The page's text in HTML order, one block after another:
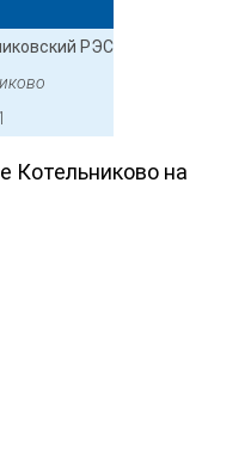
РЭС
Котельниково на